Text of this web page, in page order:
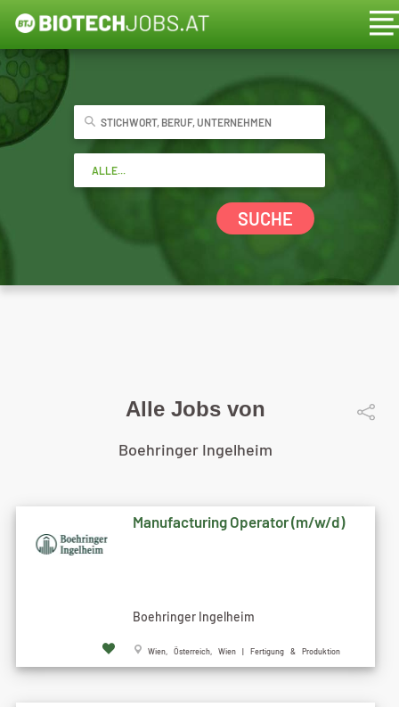
SUCHE
Alle Jobs von
Boehringer Ingelheim
Manufacturing Operator (m/w/d)
Boehringer Ingelheim
Wien, Österreich, Wien | Fertigung & Produktion